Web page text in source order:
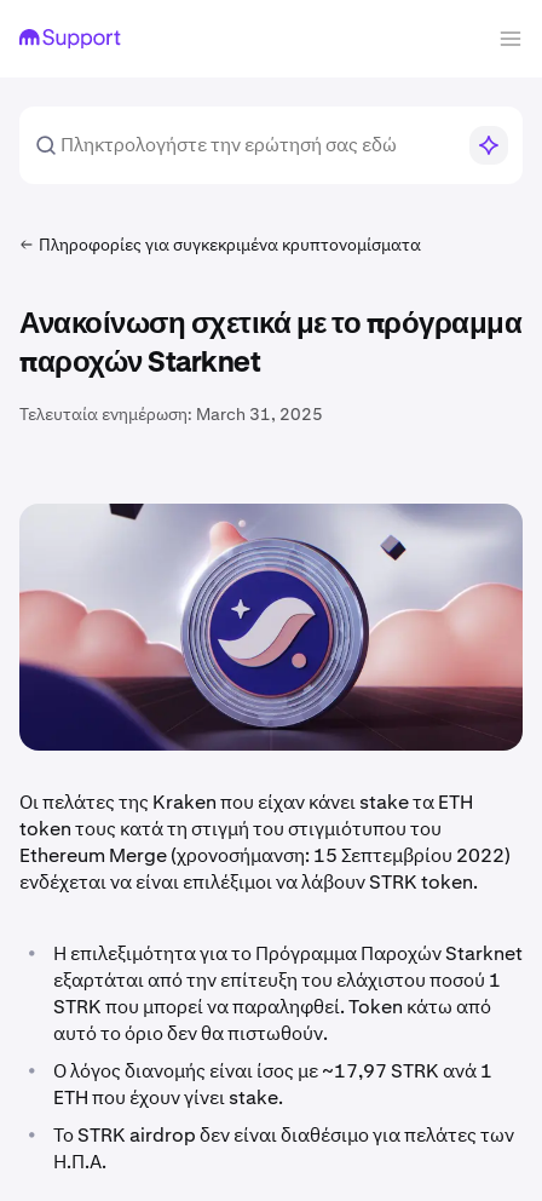
Πληροφορίες για συγκεκριμένα κρυπτονομίσματα
Ανακοίνωση σχετικά με το πρόγραμμα
παροχών Starknet
Τελευταία ενημέρωση: March 31, 2025
Οι πελάτες της Kraken που είχαν κάνει stake τα ETH
token τους κατά τη στιγμή του στιγμιότυπου του
Ethereum Merge (χρονοσήμανση: 15 Σεπτεμβρίου 2022)
ενδέχεται να είναι επιλέξιμοι να λάβουν STRK token.
•
Η επιλεξιμότητα για το Πρόγραμμα Παροχών Starknet
εξαρτάται από την επίτευξη του ελάχιστου ποσού 1
STRK που μπορεί να παραληφθεί. Token κάτω από
αυτό το όριο δεν θα πιστωθούν.
•
Ο λόγος διανομής είναι ίσος με ~17,97 STRK ανά 1
ETH που έχουν γίνει stake.
•
Το STRK airdrop δεν είναι διαθέσιμο για πελάτες των
Η.Π.Α.